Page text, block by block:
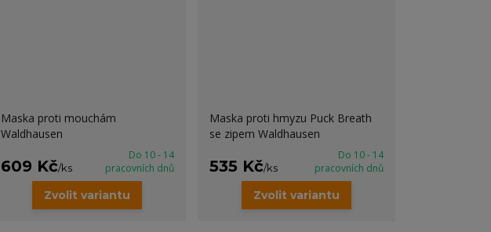
Maska proti mouchám
Waldhausen
609 Kč/ks
Do 10 - 14
pracovních dnů
Zvolit variantu
Maska proti hmyzu Puck Breath
se zipem Waldhausen
535 Kč/ks
Do 10 - 14
pracovních dnů
Zvolit variantu